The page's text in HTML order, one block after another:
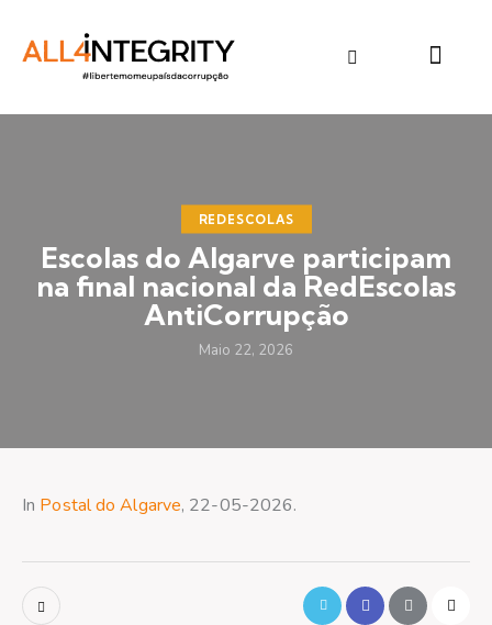
REDESCOLAS
Escolas do Algarve participam
na final nacional da RedEscolas
AntiCorrupção
Maio 22, 2026
In Postal do Algarve, 22-05-2026.